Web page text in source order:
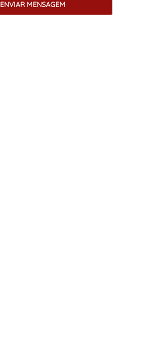
ENVIAR MENSAGEM